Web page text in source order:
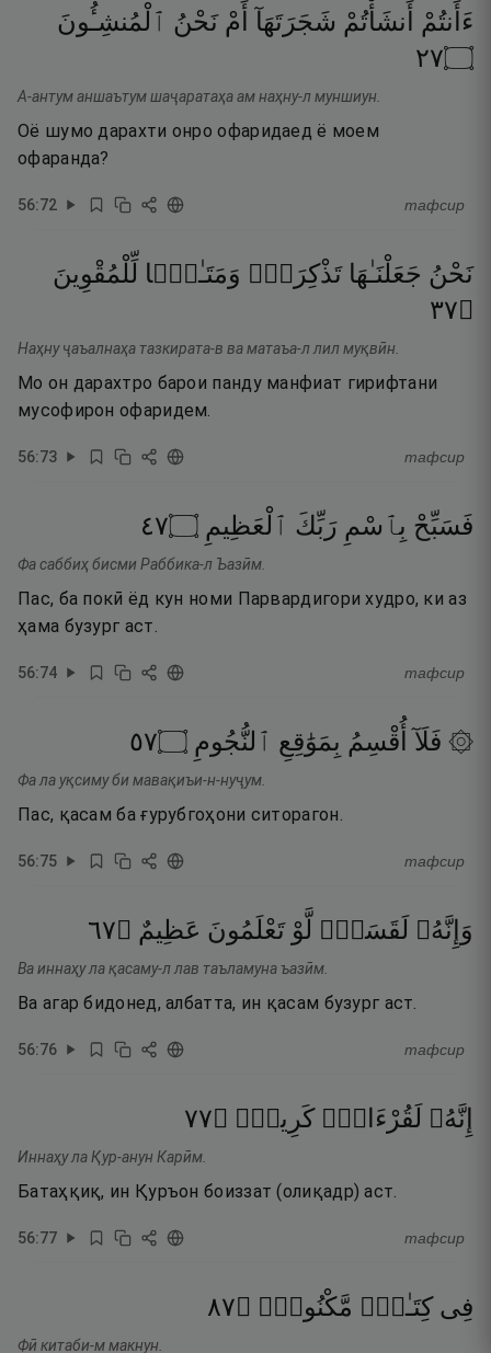
ءَأَنتُمْ أَنشَأْتُمْ شَجَرَتَهَآ أَمْ نَحْنُ ٱلْمُنشِـُٔونَ
۝٧٢
А-антум аншаътум шаҷаратаҳа ам наҳну-л муншиун.
Оё шумо дарахти онро офаридаед ё моем
офаранда?
56:72 тафсир
نَحْنُ جَعَلْنَـٰهَا تَذْكِرَةًۭ وَمَتَـٰعًۭا لِّلْمُقْوِينَ
۝٧٣
Наҳну ҷаъалнаҳа тазкирата-в ва матаъа-л лил муқвӣн.
Мо он дарахтро барои панду манфиат гирифтани
мусофирон офаридем.
56:73 тафсир
فَسَبِّحْ بِٱسْمِ رَبِّكَ ٱلْعَظِيمِ ۝٧٤
Фа саббиҳ бисми Раббика-л Ъазӣм.
Пас, ба покӣ ёд кун номи Парвардигори худро, ки аз
ҳама бузург аст.
56:74 тафсир
۞ فَلَآ أُقْسِمُ بِمَوَٰقِعِ ٱلنُّجُومِ ۝٧٥
Фа ла уқсиму би мавақиъи-н-нуҷум.
Пас, қасам ба ғурубгоҳони ситорагон.
56:75 тафсир
وَإِنَّهُۥ لَقَسَمٌۭ لَّوْ تَعْلَمُونَ عَظِيمٌ ۝٧٦
Ва иннаҳу ла қасаму-л лав таъламуна ъазӣм.
Ва агар бидонед, албатта, ин қасам бузург аст.
56:76 тафсир
إِنَّهُۥ لَقُرْءَانٌۭ كَرِيمٌۭ ۝٧٧
Иннаҳу ла Қур-анун Карӣм.
Батаҳқиқ, ин Қуръон боиззат (олиқадр) аст.
56:77 тафсир
فِى كِتَـٰبٍۢ مَّكْنُونٍۢ ۝٧٨
Фӣ китаби-м макнун.